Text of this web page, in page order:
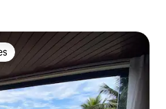
entre huéspedes